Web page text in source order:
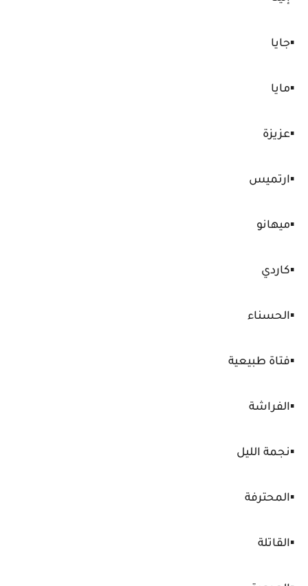
▪️جايا
▪️مايا
▪️عزيزة
▪️ارتميس
▪️ميهانو
▪️كاردي
▪️الحسناء
▪️فتاة طبيعية
▪️الفراشة
▪️نجمة الليل
▪️المحترفة
▪️القاتلة